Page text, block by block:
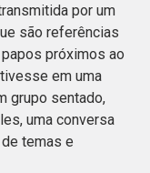
por um
são referências
próximos ao
em uma
grupo sentado,
uma conversa
temas e